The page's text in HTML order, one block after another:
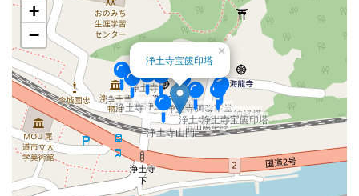
浄土寺多宝塔
浄土寺阿弥陀堂
浄土寺宝篋印塔
浄土寺納経塔
浄土寺山門
浄土寺本堂
浄土寺
浄土寺
浄土寺
浄土寺
浄土寺宝篋印塔
×
+
−